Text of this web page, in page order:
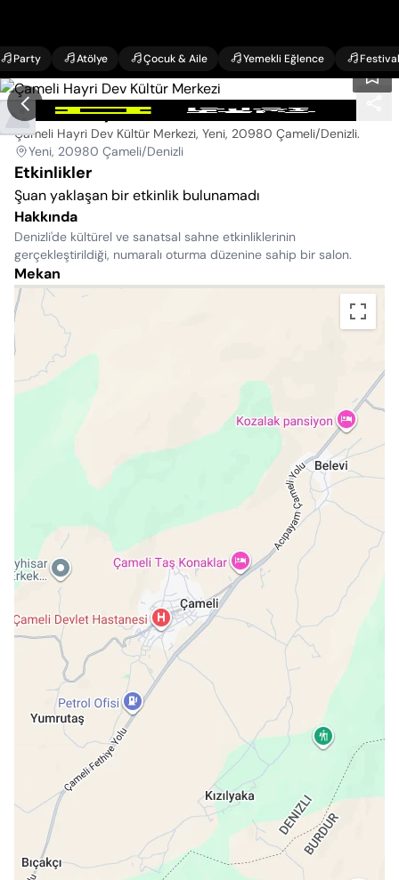
Party Atölye Çocuk & Aile Yemekli Eğlence Festival
Çameli Hayri Dev Kültür Merkezi
Çameli Hayri Dev Kültür Merkezi, Yeni, 20980 Çameli/Denizli.
Yeni, 20980 Çameli/Denizli
Etkinlikler
Şuan yaklaşan bir etkinlik bulunamadı
Hakkında
Denizli'de kültürel ve sanatsal sahne etkinliklerinin
gerçekleştirildiği, numaralı oturma düzenine sahip bir salon.
Mekan